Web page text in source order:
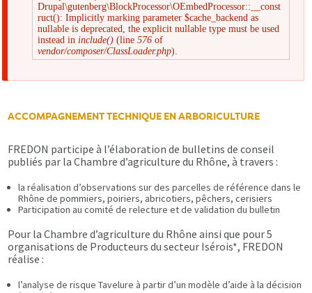
Message
d'erreur
Drupal\gutenberg\BlockProcessor\OEmbedProcessor::__const
ruct(): Implicitly marking parameter $cache_backend as
nullable is deprecated, the explicit nullable type must be used
instead in include() (line576 of
vendor/composer/ClassLoader.php).
ACCOMPAGNEMENT TECHNIQUE EN ARBORICULTURE
FREDON participe à l’élaboration de bulletins de conseil
publiés par la Chambre d’agriculture du Rhône, à travers :
la réalisation d’observations sur des parcelles de référence dans le
Rhône de pommiers, poiriers, abricotiers, pêchers, cerisiers
Participation au comité de relecture et de validation du bulletin
Pour la Chambre d’agriculture du Rhône ainsi que pour 5
organisations de Producteurs du secteur Isérois*, FREDON
réalise :
l’analyse de risque Tavelure à partir d’un modèle d’aide à la décision